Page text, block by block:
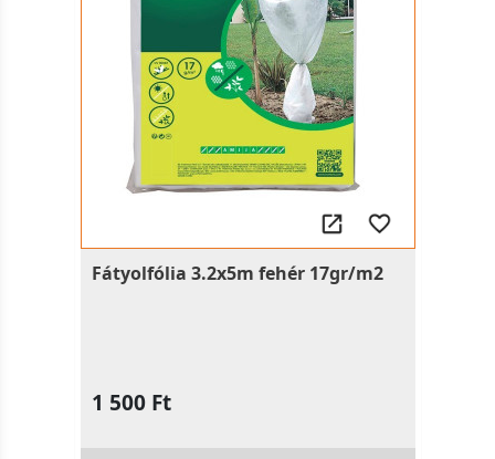
Fátyolfólia 3.2x5m fehér 17gr/m2
1 500 Ft